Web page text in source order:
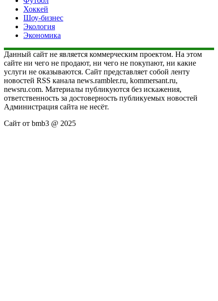
Хоккей
Шоу-бизнес
Экология
Экономика
Данный сайт не является коммерческим проектом. На этом
сайте ни чего не продают, ни чего не покупают, ни какие
услуги не оказываются. Сайт представляет собой ленту
новостей RSS канала news.rambler.ru, kommersant.ru,
newsru.com. Материалы публикуются без искажения,
ответственность за достоверность публикуемых новостей
Администрация сайта не несёт.
Сайт от bmb3 @ 2025